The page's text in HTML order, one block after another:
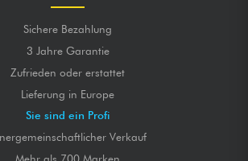
Sichere Bezahlung
3 Jahre Garantie
Zufrieden oder erstattet
Lieferung in Europe
Sie sind ein Profi
Verkauf